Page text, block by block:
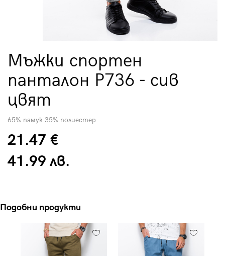
Мъжки спортен
панталон P736 - сив
цвят
65% памук 35% полиестер
21.47 €
41.99 лв.
Подобни продукти